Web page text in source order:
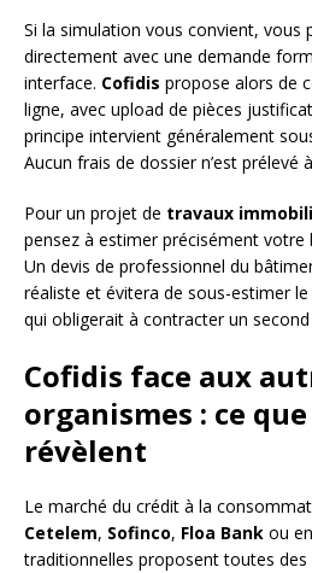
Si la simulation vous convient, vous
directement avec une demande
interface. Cofidis propose alors de
ligne, avec upload de pièces
principe intervient généralement
Aucun frais de dossier n’est prélevé
Pour un projet de travaux
pensez à estimer précisément votre
Un devis de professionnel du
réaliste et évitera de sous-estimer
qui obligerait à contracter un
Cofidis face aux
organismes : ce
révèlent
Le marché du crédit à la
Cetelem, Sofinco, Floa Bank ou
traditionnelles proposent toutes des